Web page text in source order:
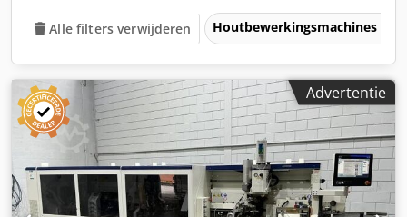
Alle filters verwijderen Houtbewerkingsmachines
Advertentie